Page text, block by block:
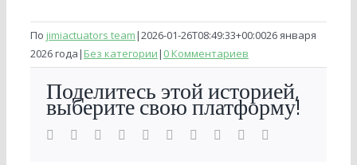
По jimiactuators team|2026-01-26T08:49:33+00:0026 января
2026 года| Без категории| 0 Комментариев
Поделитесь этой историей,
выберите свою платформу!
Facebook
TwitterLinkedIn
Reddit WhatsApp
TumblrPinterest Синь